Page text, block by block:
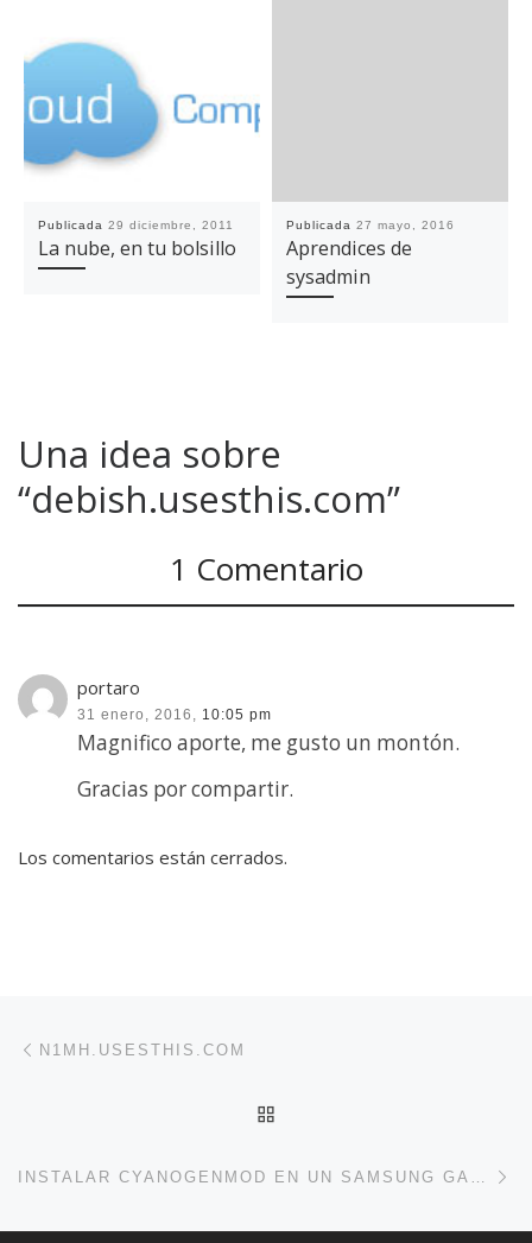
Publicada 29 diciembre, 2011
La nube, en tu bolsillo
Publicada 27 mayo, 2016
Aprendices de
sysadmin
Una idea sobre
“debish.usesthis.com”
1 Comentario
portaro
31 enero, 2016, 10:05 pm
Magnifico aporte, me gusto un montón.
Gracias por compartir.
Los comentarios están cerrados.
Navegación de entradas
N1MH.USESTHIS.COM